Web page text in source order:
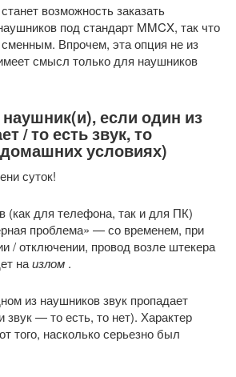
возможность заказать
под стандарт MMCX, так что
сменным. Впрочем, эта опция не из
смысл только для наушников
если один из
/ то есть звук, то
условиях)
суток!
(как для телефона, так и для ПК)
проблема» — со временем, при
/ отключении, провод возле штекера
наизлом .
из наушников звук пропадает
звук — то есть, то нет). Характер
того, насколько серьезно был